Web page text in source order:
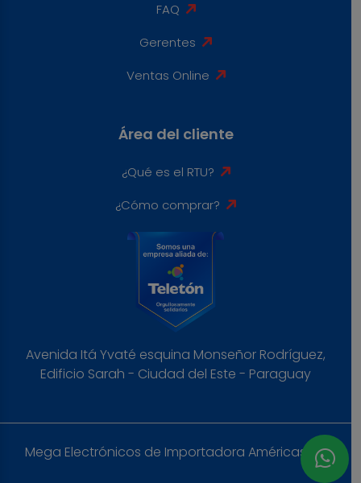
FAQ
Gerentes
Ventas Online
Área del cliente
¿Qué es el RTU?
¿Cómo comprar?
Avenida Itá Yvaté esquina Monseñor Rodríguez,
Edificio Sarah - Ciudad del Este - Paraguay
Mega Electrónicos de Importadora Américas S.A